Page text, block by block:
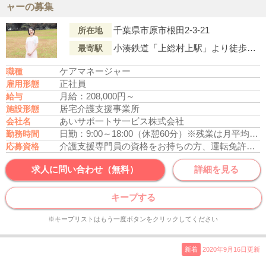
ャーの募集
所在地 千葉県市原市根田2-3-21
最寄駅 小湊鉄道「上総村上駅」より徒歩12分
職種 ケアマネージャー
雇用形態 正社員
給与 月給：208,000円～
施設形態 居宅介護支援事業所
会社名 あいサポ一トサ一ビス株式会社
勤務時間 日勤：9:00～18:00（休憩60分） ※残業は月平均10時間程度となります。
応募資格 介護支援専門員の資格をお持ちの方、運転免許あれば尚可
求人に問い合わせ（無料） 詳細を見る
キープする
※キープリストはもう一度ボタンをクリックしてください
新着 2020年9月16日更新